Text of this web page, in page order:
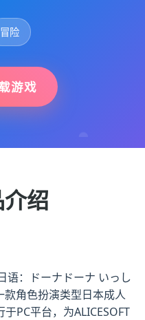
冒险
游戏
绍
语：ドーナドーナ いっし
款角色扮演类型日本成人
PC平台，为ALICESOFT